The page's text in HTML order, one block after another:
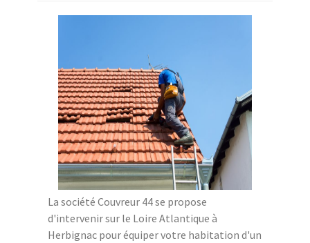
La société Couvreur 44 se propose
d'intervenir sur le Loire Atlantique à
Herbignac pour équiper votre habitation d'un